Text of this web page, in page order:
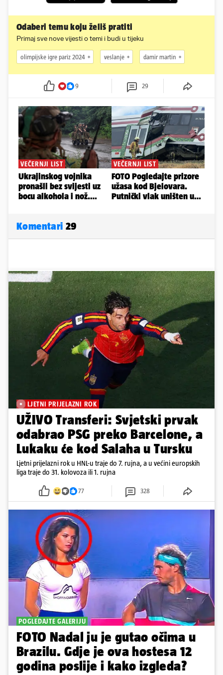
Odaberi temu koju želiš pratiti
Primaj sve nove vijesti o temi i budi u tijeku
olimpijske igre pariz 2024 veslanje damir martin
9 29
Komentari 29
LJETNI PRIJELAZNI ROK
UŽIVO Transferi: Svjetski prvak
odabrao PSG preko Barcelone, a
Lukaku će kod Salaha u Tursku
Ljetni prijelazni rok u HNL-u traje do 7. rujna, a u većini europskih
liga traje do 31. kolovoza ili 1. rujna
77 328
POGLEDAJTE GALERIJU
FOTO Nadal ju je gutao očima u
Brazilu. Gdje je ova hostesa 12
godina poslije i kako izgleda?